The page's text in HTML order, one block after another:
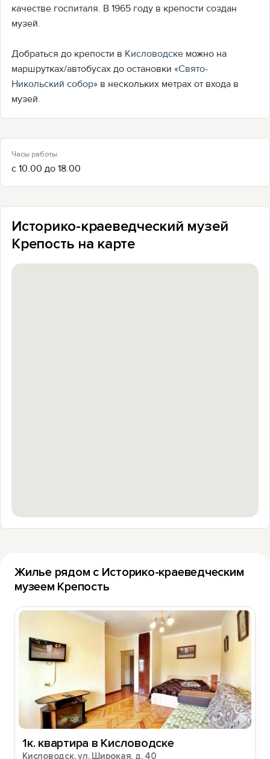
качестве госпиталя. В 1965 году в крепости создан
музей.
Добраться до крепости в Кисловодске можно на
маршрутках/автобусах до остановки «Свято-
Никольский собор» в нескольких метрах от входа в
музей.
Часы работы
с 10.00 до 18.00
Историко-краеведческий музей
Крепость на карте
Жилье рядом с Историко-краеведческим
музеем Крепость
1к. квартира в Кисловодске
Кисловодск, ул. Широкая, д. 40